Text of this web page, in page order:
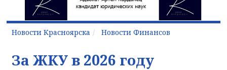
Новости Красноярска Новости Финансов
За ЖКУ в 2026 году